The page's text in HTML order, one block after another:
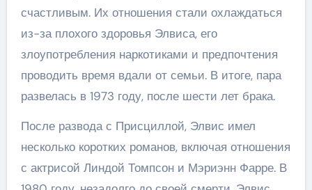
счастливым. Их отношения стали охлаждаться
из-за плохого здоровья Элвиса, его
злоупотребления наркотиками и предпочтения
проводить время вдали от семьи. В итоге, пара
развелась в 1973 году, после шести лет брака.
После развода с Присциллой, Элвис имел
несколько коротких романов, включая отношения
с актрисой Линдой Томпсон и Мэриэнн Фарре. В